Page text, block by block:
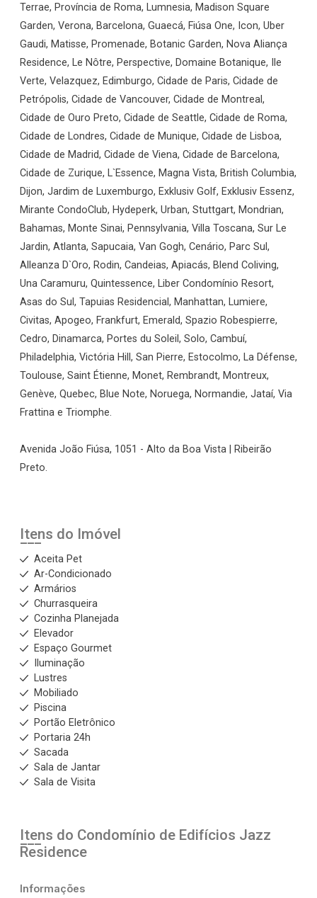
Terrae, Província de Roma, Lumnesia, Madison Square
Garden, Verona, Barcelona, Guaecá, Fiúsa One, Icon, Uber
Gaudi, Matisse, Promenade, Botanic Garden, Nova Aliança
Residence, Le Nôtre, Perspective, Domaine Botanique, Ile
Verte, Velazquez, Edimburgo, Cidade de Paris, Cidade de
Petrópolis, Cidade de Vancouver, Cidade de Montreal,
Cidade de Ouro Preto, Cidade de Seattle, Cidade de Roma,
Cidade de Londres, Cidade de Munique, Cidade de Lisboa,
Cidade de Madrid, Cidade de Viena, Cidade de Barcelona,
Cidade de Zurique, L`Essence, Magna Vista, British Columbia,
Dijon, Jardim de Luxemburgo, Exklusiv Golf, Exklusiv Essenz,
Mirante CondoClub, Hydeperk, Urban, Stuttgart, Mondrian,
Bahamas, Monte Sinai, Pennsylvania, Villa Toscana, Sur Le
Jardin, Atlanta, Sapucaia, Van Gogh, Cenário, Parc Sul,
Alleanza D`Oro, Rodin, Candeias, Apiacás, Blend Coliving,
Una Caramuru, Quintessence, Liber Condomínio Resort,
Asas do Sul, Tapuias Residencial, Manhattan, Lumiere,
Civitas, Apogeo, Frankfurt, Emerald, Spazio Robespierre,
Cedro, Dinamarca, Portes du Soleil, Solo, Cambuí,
Philadelphia, Victória Hill, San Pierre, Estocolmo, La Défense,
Toulouse, Saint Étienne, Monet, Rembrandt, Montreux,
Genève, Quebec, Blue Note, Noruega, Normandie, Jataí, Via
Frattina e Triomphe.
Avenida João Fiúsa, 1051 - Alto da Boa Vista | Ribeirão
Preto.
Itens do Imóvel
Aceita Pet
Ar-Condicionado
Armários
Churrasqueira
Cozinha Planejada
Elevador
Espaço Gourmet
Iluminação
Lustres
Mobiliado
Piscina
Portão Eletrônico
Portaria 24h
Sacada
Sala de Jantar
Sala de Visita
Itens do Condomínio de Edifícios Jazz
Residence
Informações